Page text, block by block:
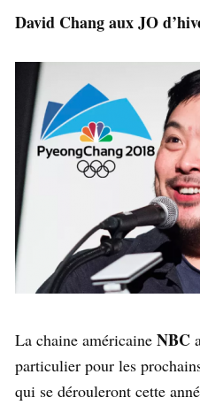
David Chang aux JO
La chaine américaine NBC
particulier pour les
qui se dérouleront cette